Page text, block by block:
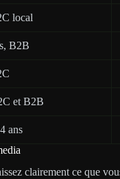
local
B2B
et B2B
ans
clairement ce que